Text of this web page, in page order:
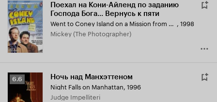
Поехал на Кони-Айленд по заданию
Господа Бога... Вернусь к пяти
Went to Coney Island on a Mission from God... Be Back by Five , 1998
Mickey (The Photographer)
Рейтинг
Кинопоиска
6.6
6.6 Ночь над Манхэттеном
Night Falls on Manhattan, 1996
Judge Impelliteri